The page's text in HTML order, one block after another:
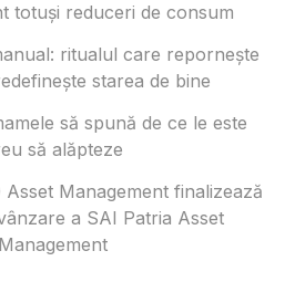
totuși reduceri de consum
ritualul care repornește
starea de bine
să spună de ce le este
să alăpteze
Asset Management finalizează
a SAI Patria Asset
Management